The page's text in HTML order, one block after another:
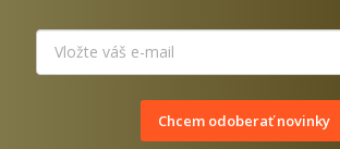
Chcem odoberať novinky